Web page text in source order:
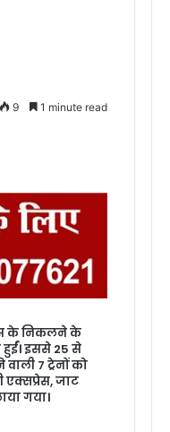
9 1 minute read
के निकलने के
हुईं। इससे 25 से
7 ट्रेनों को
एक्सप्रेस, जाट
गया।